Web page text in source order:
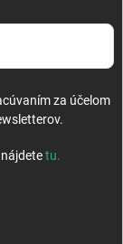
za účelom
tu.